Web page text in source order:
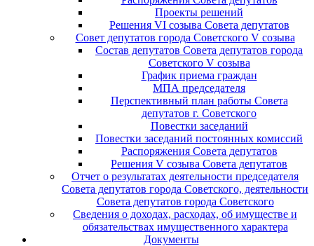
Проекты решений
Решения VI созыва Совета депутатов
Совет депутатов города Советского V созыва
Состав депутатов Совета депутатов города
Советского V созыва
График приема граждан
МПА председателя
Перспективный план работы Совета
депутатов г. Советского
Повестки заседаний
Повестки заседаний постоянных комиссий
Распоряжения Совета депутатов
Решения V созыва Совета депутатов
Отчет о результатах деятельности председателя
Совета депутатов города Советского, деятельности
Совета депутатов города Советского
Сведения о доходах, расходах, об имуществе и
обязательствах имущественного характера
Документы